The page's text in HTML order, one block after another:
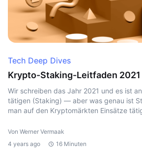
Tech Deep Dives
Krypto-Staking-Leitfaden 2021
Wir schreiben das Jahr 2021 und es ist
tätigen (Staking) — aber was genau ist
man auf den Kryptomärkten Einsätze
Von Werner Vermaak
4 years ago
16 Minuten